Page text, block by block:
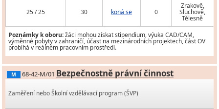
25 / 25 30 koná se 0
Zrakově,
Sluchově,
Tělesně
Poznámky k oboru:žáci mohou získat stipendium, výuka CAD/CAM,
výměnné pobyty v zahraničí, účast na mezinárodních projektech, část OV
probíhá v reálném pracovním prostředí.
M 68-42-M/01 Bezpečnostně právní činnost
Zaměření nebo Školní vzdělávací program (ŠVP)